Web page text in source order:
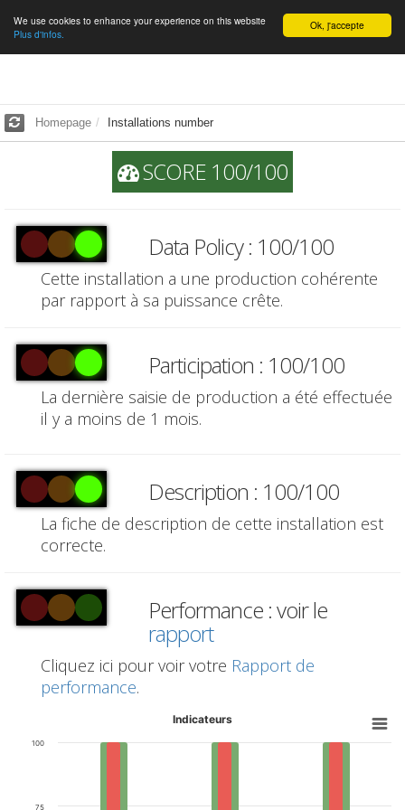
English Ok, j'accepte
We use cookies to enhance your experience on this website
Plus d'infos.
Homepage Installations number
SCORE 100/100
Data Policy : 100/100
Cette installation a une production cohérente
par rapport à sa puissance crête.
Participation : 100/100
La dernière saisie de production a été effectuée
il y a moins de 1 mois.
Description : 100/100
La fiche de description de cette installation est
correcte.
Performance : voir le
rapport
Cliquez ici pour voir votre Rapport de
performance.
Indicateurs
75
100